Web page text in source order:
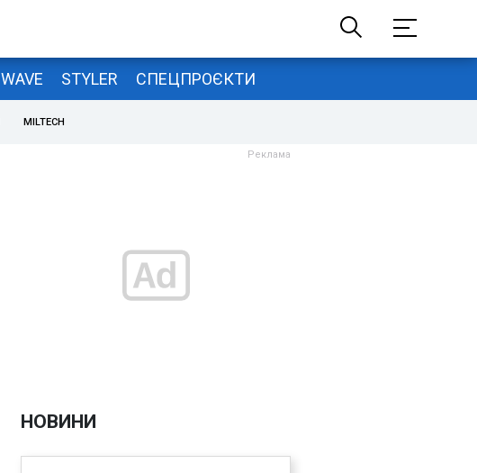
WAVE STYLER СПЕЦПРОЄКТИ
MILTECH
НОВИНИ